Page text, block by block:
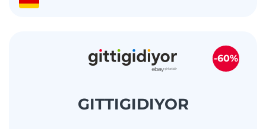
GITTIGIDIYOR
-60%